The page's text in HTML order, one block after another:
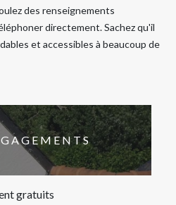
des renseignements
directement. Sachez qu'il
et accessibles à beaucoup de
gratuits